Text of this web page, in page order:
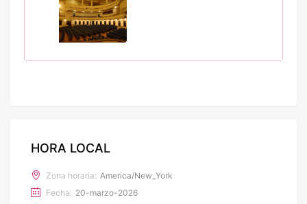
HORA LOCAL
Zona horaria: America/New_York
Fecha: 20-marzo-2026